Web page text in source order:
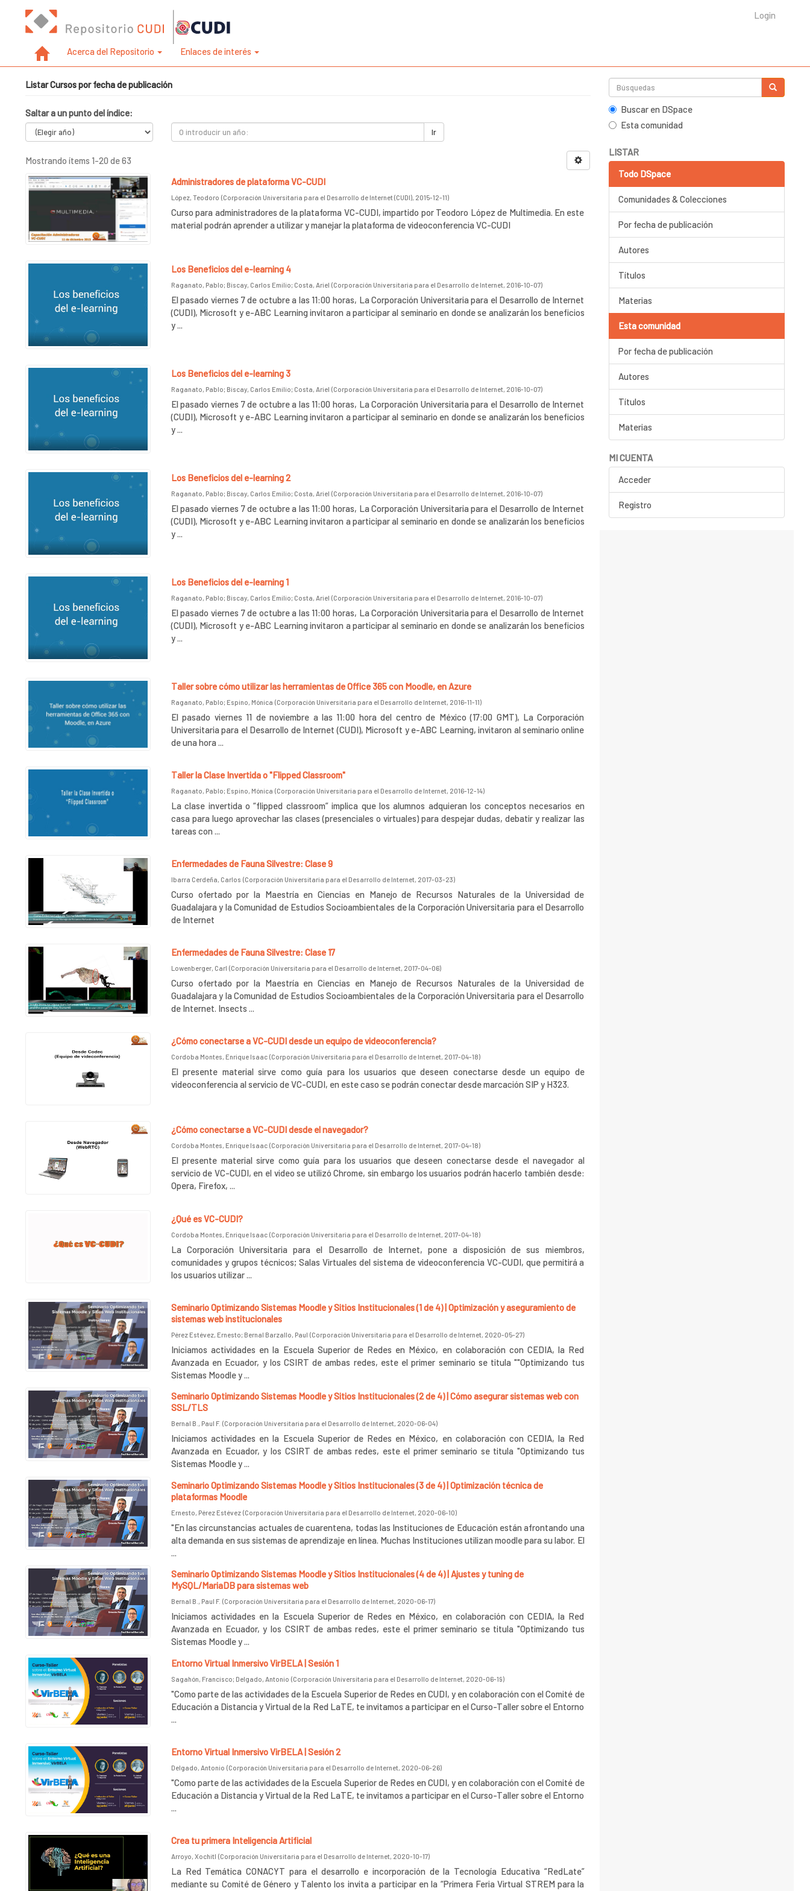
Login
Acerca del Repositorio Enlaces de interés
Listar Cursos por fecha de publicación
Saltar a un punto del índice:
Ir
Mostrando ítems 1-20 de 63
Administradores de plataforma VC-CUDI
López, Teodoro (Corporación Universitaria para el Desarrollo de Internet (CUDI), 2015-12-11)
Curso para administradores de la plataforma VC-CUDI, impartido por Teodoro López de Multimedia. En este
material podrán aprender a utilizar y manejar la plataforma de videoconferencia VC-CUDI
Los Beneficios del e-learning 4
Raganato, Pablo; Biscay, Carlos Emilio; Costa, Ariel (Corporación Universitaria para el Desarrollo de Internet, 2016-10-07)
El pasado viernes 7 de octubre a las 11:00 horas, La Corporación Universitaria para el Desarrollo de Internet
(CUDI), Microsoft y e-ABC Learning invitaron a participar al seminario en donde se analizarán los beneficios
y ...
Los Beneficios del e-learning 3
Raganato, Pablo; Biscay, Carlos Emilio; Costa, Ariel (Corporación Universitaria para el Desarrollo de Internet, 2016-10-07)
El pasado viernes 7 de octubre a las 11:00 horas, La Corporación Universitaria para el Desarrollo de Internet
(CUDI), Microsoft y e-ABC Learning invitaron a participar al seminario en donde se analizarán los beneficios
y ...
Los Beneficios del e-learning 2
Raganato, Pablo; Biscay, Carlos Emilio; Costa, Ariel (Corporación Universitaria para el Desarrollo de Internet, 2016-10-07)
El pasado viernes 7 de octubre a las 11:00 horas, La Corporación Universitaria para el Desarrollo de Internet
(CUDI), Microsoft y e-ABC Learning invitaron a participar al seminario en donde se analizarán los beneficios
y ...
Los Beneficios del e-learning 1
Raganato, Pablo; Biscay, Carlos Emilio; Costa, Ariel (Corporación Universitaria para el Desarrollo de Internet, 2016-10-07)
El pasado viernes 7 de octubre a las 11:00 horas, La Corporación Universitaria para el Desarrollo de Internet
(CUDI), Microsoft y e-ABC Learning invitaron a participar al seminario en donde se analizarán los beneficios
y ...
Taller sobre cómo utilizar las herramientas de Office 365 con Moodle, en Azure
Raganato, Pablo; Espino, Mónica (Corporación Universitaria para el Desarrollo de Internet, 2016-11-11)
El pasado viernes 11 de noviembre a las 11:00 hora del centro de México (17:00 GMT), La Corporación
Universitaria para el Desarrollo de Internet (CUDI), Microsoft y e-ABC Learning, invitaron al seminario online
de una hora ...
Taller la Clase Invertida o "Flipped Classroom"
Raganato, Pablo; Espino, Mónica (Corporación Universitaria para el Desarrollo de Internet, 2016-12-14)
La clase invertida o “flipped classroom” implica que los alumnos adquieran los conceptos necesarios en
casa para luego aprovechar las clases (presenciales o virtuales) para despejar dudas, debatir y realizar las
tareas con ...
Enfermedades de Fauna Silvestre: Clase 9
Ibarra Cerdeña, Carlos (Corporación Universitaria para el Desarrollo de Internet, 2017-03-23)
Curso ofertado por la Maestría en Ciencias en Manejo de Recursos Naturales de la Universidad de
Guadalajara y la Comunidad de Estudios Socioambientales de la Corporación Universitaria para el Desarrollo
de Internet
Enfermedades de Fauna Silvestre: Clase 17
Lowenberger, Carl (Corporación Universitaria para el Desarrollo de Internet, 2017-04-06)
Curso ofertado por la Maestría en Ciencias en Manejo de Recursos Naturales de la Universidad de
Guadalajara y la Comunidad de Estudios Socioambientales de la Corporación Universitaria para el Desarrollo
de Internet. Insects ...
¿Cómo conectarse a VC-CUDI desde un equipo de videoconferencia?
Cordoba Montes, Enrique Isaac (Corporación Universitaria para el Desarrollo de Internet, 2017-04-18)
El presente material sirve como guía para los usuarios que deseen conectarse desde un equipo de
videoconferencia al servicio de VC-CUDI, en este caso se podrán conectar desde marcación SIP y H323.
¿Cómo conectarse a VC-CUDI desde el navegador?
Cordoba Montes, Enrique Isaac (Corporación Universitaria para el Desarrollo de Internet, 2017-04-18)
El presente material sirve como guía para los usuarios que deseen conectarse desde el navegador al
servicio de VC-CUDI, en el video se utilizó Chrome, sin embargo los usuarios podrán hacerlo también desde:
Opera, Firefox, ...
¿Qué es VC-CUDI?
Cordoba Montes, Enrique Isaac (Corporación Universitaria para el Desarrollo de Internet, 2017-04-18)
La Corporación Universitaria para el Desarrollo de Internet, pone a disposición de sus miembros,
comunidades y grupos técnicos; Salas Virtuales del sistema de videoconferencia VC-CUDI, que permitirá a
los usuarios utilizar ...
Seminario Optimizando Sistemas Moodle y Sitios Institucionales (1 de 4) | Optimización y aseguramiento de
sistemas web institucionales
Pérez Estévez, Ernesto; Bernal Barzallo, Paul (Corporación Universitaria para el Desarrollo de Internet, 2020-05-27)
Iniciamos actividades en la Escuela Superior de Redes en México, en colaboración con CEDIA, la Red
Avanzada en Ecuador, y los CSIRT de ambas redes, este el primer seminario se titula ""Optimizando tus
Sistemas Moodle y ...
Seminario Optimizando Sistemas Moodle y Sitios Institucionales (2 de 4) | Cómo asegurar sistemas web con
SSL/TLS
Bernal B., Paul F. (Corporación Universitaria para el Desarrollo de Internet, 2020-06-04)
Iniciamos actividades en la Escuela Superior de Redes en México, en colaboración con CEDIA, la Red
Avanzada en Ecuador, y los CSIRT de ambas redes, este el primer seminario se titula "Optimizando tus
Sistemas Moodle y ...
Seminario Optimizando Sistemas Moodle y Sitios Institucionales (3 de 4) | Optimización técnica de
plataformas Moodle
Ernesto, Pérez Estévez (Corporación Universitaria para el Desarrollo de Internet, 2020-06-10)
"En las circunstancias actuales de cuarentena, todas las Instituciones de Educación están afrontando una
alta demanda en sus sistemas de aprendizaje en línea. Muchas Instituciones utilizan moodle para su labor. El
...
Seminario Optimizando Sistemas Moodle y Sitios Institucionales (4 de 4) | Ajustes y tuning de
MySQL/MariaDB para sistemas web
Bernal B., Paul F. (Corporación Universitaria para el Desarrollo de Internet, 2020-06-17)
Iniciamos actividades en la Escuela Superior de Redes en México, en colaboración con CEDIA, la Red
Avanzada en Ecuador, y los CSIRT de ambas redes, este el primer seminario se titula "Optimizando tus
Sistemas Moodle y ...
Entorno Virtual Inmersivo VirBELA | Sesión 1
Sagahón, Francisco; Delgado, Antonio (Corporación Universitaria para el Desarrollo de Internet, 2020-06-19)
"Como parte de las actividades de la Escuela Superior de Redes en CUDI, y en colaboración con el Comité de
Educación a Distancia y Virtual de la Red LaTE, te invitamos a participar en el Curso-Taller sobre el Entorno
Entorno Virtual Inmersivo VirBELA | Sesión 2
Delgado, Antonio (Corporación Universitaria para el Desarrollo de Internet, 2020-06-26)
"Como parte de las actividades de la Escuela Superior de Redes en CUDI, y en colaboración con el Comité de
Educación a Distancia y Virtual de la Red LaTE, te invitamos a participar en el Curso-Taller sobre el Entorno
...
Crea tu primera Inteligencia Artificial
Arroyo, Xochitl (Corporación Universitaria para el Desarrollo de Internet, 2020-10-17)
La Red Temática CONACYT para el desarrollo e incorporación de la Tecnología Educativa “RedLate”
mediante su Comité de Género y Talento los invita a participar en la “Primera Feria Virtual STREM para la
Buscar en DSpace
Esta comunidad
LISTAR
Todo DSpace
Comunidades & Colecciones
Por fecha de publicación
Autores
Títulos
Materias
Esta comunidad
Por fecha de publicación
Autores
Títulos
Materias
MI CUENTA
Acceder
Registro